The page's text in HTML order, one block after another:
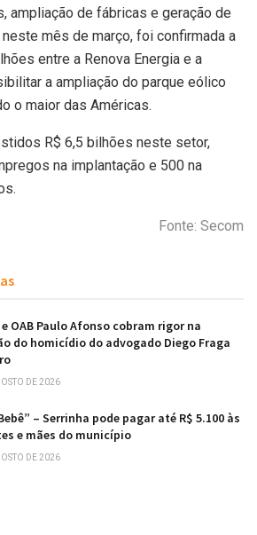
ampliação de fábricas e geração de
mês de março, foi confirmada a
entre a Renova Energia e a
a ampliação do parque eólico
o maior das Américas.
R$ 6,5 bilhões neste setor,
na implantação e 500 na
Fonte: Secom
e OAB Paulo Afonso cobram rigor na
do homicídio do advogado Diego Fraga
DE 2026
– Serrinha pode pagar até R$ 5.100 às
e mães do município
DE 2026